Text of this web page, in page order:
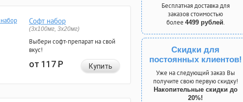
Софт набор
(3x100мг, 3x20мг)
Выбери софт-препарат на свой
вкус!
от 117Р Купить
Бесплатная доставка для
заказов стоимостью
более 4499 рублей.
Скидки для
постоянных клиентов!
Уже на следующий заказ Вы
получите свою первую скидку!
Накопительные скидки до
20%!